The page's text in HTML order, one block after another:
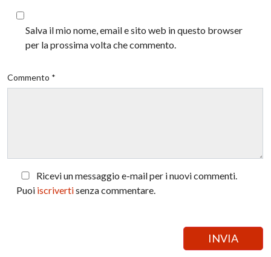
Salva il mio nome, email e sito web in questo browser
per la prossima volta che commento.
Commento *
Ricevi un messaggio e-mail per i nuovi commenti.
Puoi iscrivertisenza commentare.